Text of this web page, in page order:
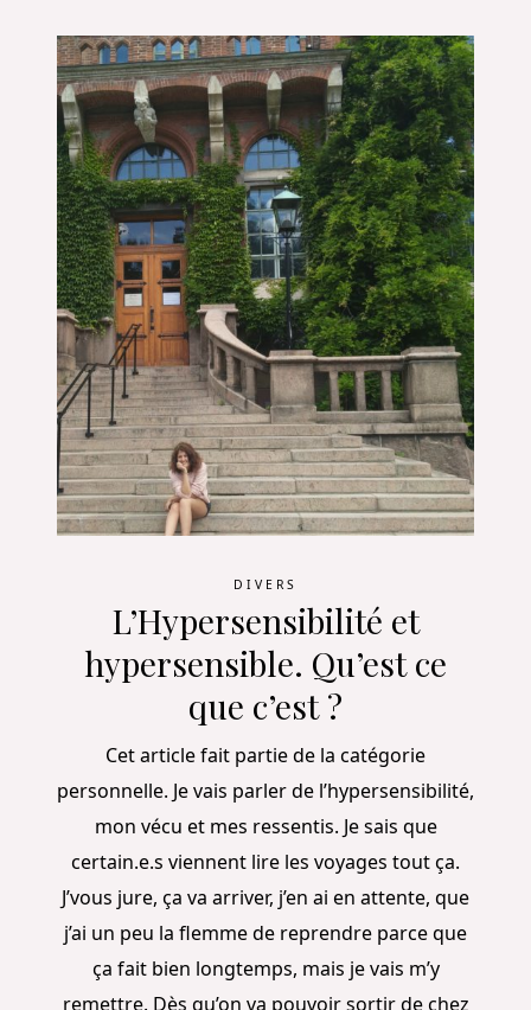
DIVERS
L’Hypersensibilité et
hypersensible. Qu’est ce
que c’est ?
Cet article fait partie de la catégorie
personnelle. Je vais parler de l’hypersensibilité,
mon vécu et mes ressentis. Je sais que
certain.e.s viennent lire les voyages tout ça.
J’vous jure, ça va arriver, j’en ai en attente, que
j’ai un peu la flemme de reprendre parce que
ça fait bien longtemps, mais je vais m’y
remettre. Dès qu’on va pouvoir sortir de chez